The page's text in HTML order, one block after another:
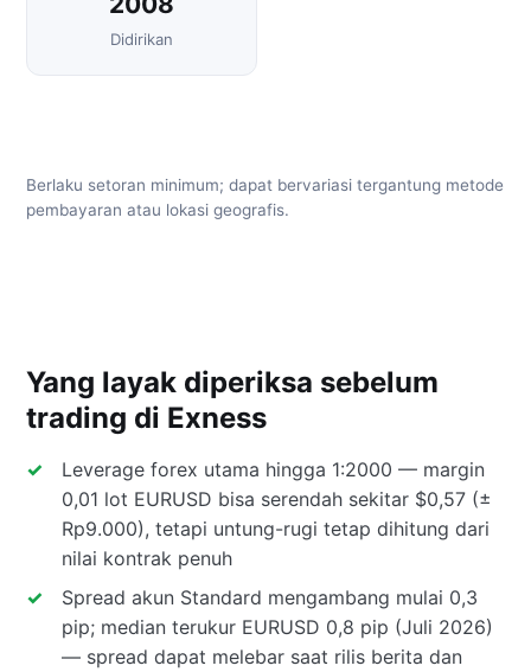
Didirikan
Berlaku setoran minimum; dapat bervariasi tergantung metode
pembayaran atau lokasi geografis.
Yang layak diperiksa sebelum
trading di Exness
Leverage forex utama hingga 1:2000 — margin
0,01 lot EURUSD bisa serendah sekitar $0,57 (±
Rp9.000), tetapi untung-rugi tetap dihitung dari
nilai kontrak penuh
Spread akun Standard mengambang mulai 0,3
pip; median terukur EURUSD 0,8 pip (Juli 2026)
— spread dapat melebar saat rilis berita dan